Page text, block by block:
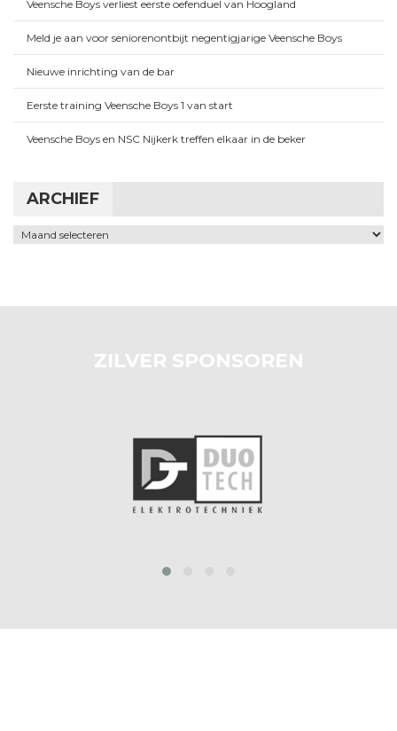
Veensche Boys verliest eerste oefenduel van Hoogland
Meld je aan voor seniorenontbijt negentigjarige Veensche Boys
Nieuwe inrichting van de bar
Eerste training Veensche Boys 1 van start
Veensche Boys en NSC Nijkerk treffen elkaar in de beker
ARCHIEF
Archief
ZILVER SPONSOREN
prev